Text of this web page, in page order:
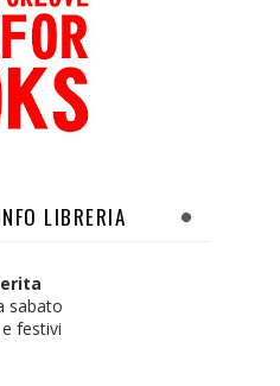
LIBRERIA
sabato
festivi